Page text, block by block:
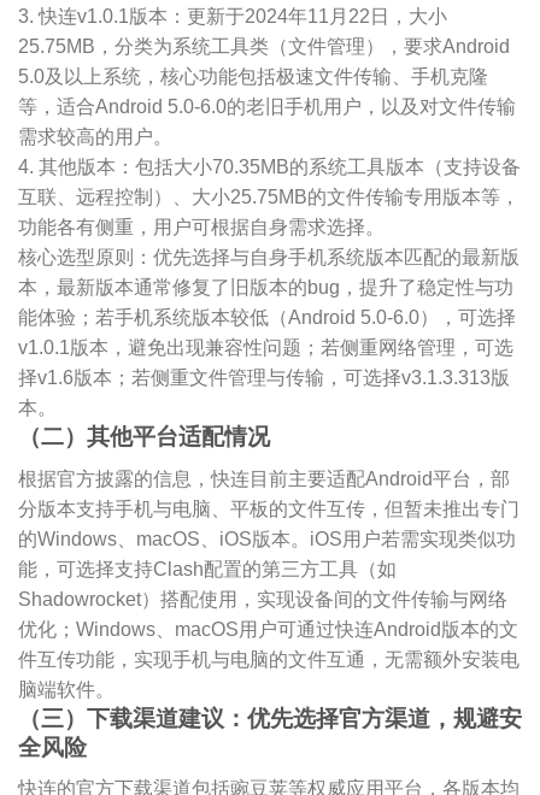
3. 快连v1.0.1版本：更新于2024年11月22日，大小
25.75MB，分类为系统工具类（文件管理），要求Android
5.0及以上系统，核心功能包括极速文件传输、手机克隆
等，适合Android 5.0-6.0的老旧手机用户，以及对文件传输
需求较高的用户。
4. 其他版本：包括大小70.35MB的系统工具版本（支持设备
互联、远程控制）、大小25.75MB的文件传输专用版本等，
功能各有侧重，用户可根据自身需求选择。
核心选型原则：优先选择与自身手机系统版本匹配的最新版
本，最新版本通常修复了旧版本的bug，提升了稳定性与功
能体验；若手机系统版本较低（Android 5.0-6.0），可选择
v1.0.1版本，避免出现兼容性问题；若侧重网络管理，可选
择v1.6版本；若侧重文件管理与传输，可选择v3.1.3.313版
本。
（二）其他平台适配情况
根据官方披露的信息，快连目前主要适配Android平台，部
分版本支持手机与电脑、平板的文件互传，但暂未推出专门
的Windows、macOS、iOS版本。iOS用户若需实现类似功
能，可选择支持Clash配置的第三方工具（如
Shadowrocket）搭配使用，实现设备间的文件传输与网络
优化；Windows、macOS用户可通过快连Android版本的文
件互传功能，实现手机与电脑的文件互通，无需额外安装电
脑端软件。
（三）下载渠道建议：优先选择官方渠道，规避安
全风险
快连的官方下载渠道包括豌豆荚等权威应用平台，各版本均